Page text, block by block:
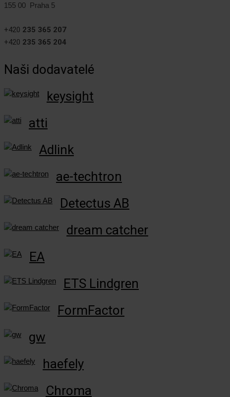
155 00 Praha 5
+420 235 365 207
+420 235 365 204
Naši dodavatelé
keysight
atti
Adlink
ae-techtron
Detectus AB
dream catcher
EA
ETS Lindgren
FormFactor
gw
haefely
Chroma